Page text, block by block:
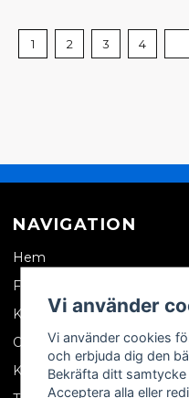
1 2 3 4
NAVIGATION
Hem
Företagskund
Kontakta oss
Om oss
Köpvillkor
Vi använder
Vi använder cookies
och erbjuda dig den
Bekräfta ditt
Acceptera alla eller